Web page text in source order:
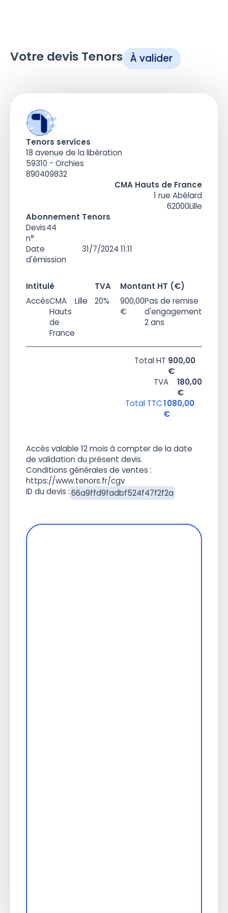
Votre devis Tenors À valider
Tenors services
18 avenue de la libération
59310 - Orchies
890409832
CMA Hauts de France
1 rue Abélard
62000Lille
Abonnement Tenors
Devis
n°
44
Date
d'émission
31/7/2024 11:11
Intitulé TVA
Montant HT (€)
AccèsCMA
Hauts
de
France
Lille 20%
900,00
€
Pas de remise
d'engagement
2 ans
Total HT 900,00
€
TVA
180,00
€
Total TTC1 080,00
€
Accès valable 12 mois à compter de la date
de validation du présent devis.
Conditions générales de ventes :
https://www.tenors.fr/cgv
ID du devis :66a9ffd9fadbf524f47f2f2a